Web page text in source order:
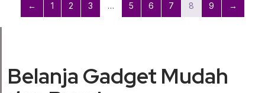
← 1 2 3 … 5 6 7 8 9 →
Belanja Gadget Mudah